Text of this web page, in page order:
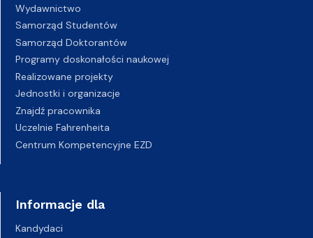
Wydawnictwo
Samorząd Studentów
Samorząd Doktorantów
Programy doskonałości naukowej
Realizowane projekty
Jednostki i organizacje
Znajdź pracownika
Uczelnie Fahrenheita
Centrum Kompetencyjne EZD
Informacje dla
Kandydaci